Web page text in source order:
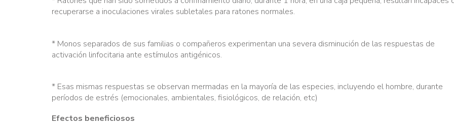
recuperarse a inoculaciones virales subletales para ratones normales.
* Monos separados de sus familias o compañeros experimentan una severa disminución de las respuestas de
activación linfocitaria ante estímulos antigénicos.
* Esas mismas respuestas se observan mermadas en la mayoría de las especies, incluyendo el hombre, durante
períodos de estrés (emocionales, ambientales, fisiológicos, de relación, etc)
Efectos beneficiosos